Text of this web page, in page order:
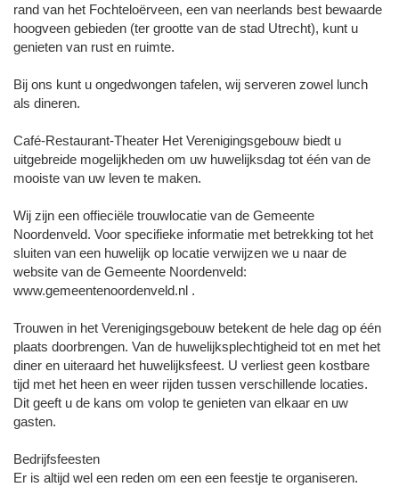
rand van het Fochteloërveen, een van neerlands best bewaarde
hoogveen gebieden (ter grootte van de stad Utrecht), kunt u
genieten van rust en ruimte.
Bij ons kunt u ongedwongen tafelen, wij serveren zowel lunch
als dineren.
Café-Restaurant-Theater Het Verenigingsgebouw biedt u
uitgebreide mogelijkheden om uw huwelijksdag tot één van de
mooiste van uw leven te maken.
Wij zijn een offieciële trouwlocatie van de Gemeente
Noordenveld. Voor specifieke informatie met betrekking tot het
sluiten van een huwelijk op locatie verwijzen we u naar de
website van de Gemeente Noordenveld:
www.gemeentenoordenveld.nl .
Trouwen in het Verenigingsgebouw betekent de hele dag op één
plaats doorbrengen. Van de huwelijksplechtigheid tot en met het
diner en uiteraard het huwelijksfeest. U verliest geen kostbare
tijd met het heen en weer rijden tussen verschillende locaties.
Dit geeft u de kans om volop te genieten van elkaar en uw
gasten.
Bedrijfsfeesten
Er is altijd wel een reden om een een feestje te organiseren.